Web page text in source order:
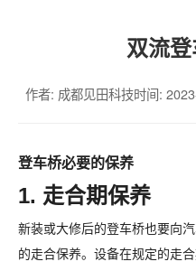
双流
作者: 成都见田科技时间:
登车桥必要的保养
1. 走合期保养
新装或大修后的登车桥也要向
的走合保养。设备在规定的走